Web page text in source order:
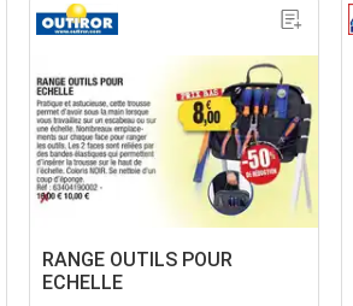
RANGE OUTILS POUR
ECHELLE